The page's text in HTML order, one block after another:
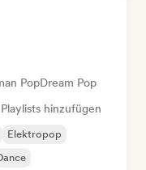
PopDream Pop
hinzufügen
Elektropop